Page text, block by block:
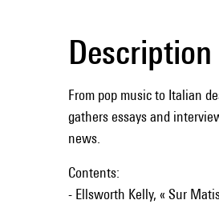
Description
From pop music to Italian
gathers essays and
news.
Contents:
- Ellsworth Kelly, « Sur